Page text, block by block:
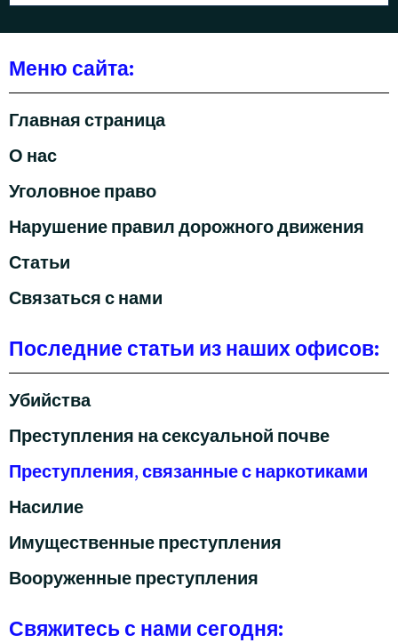
Меню сайта:
Главная страница
О нас
Уголовное право
Нарушение правил дорожного движения
Статьи
Связаться с нами
Последние статьи из наших офисов:
Убийства
Преступления на сексуальной почве
Преступления, связанные с наркотиками
Насилие
Имущественные преступления
Вооруженные преступления
Свяжитесь с нами сегодня: